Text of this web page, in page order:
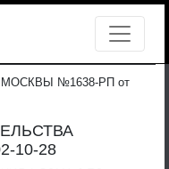
№1638-РП от
10-28